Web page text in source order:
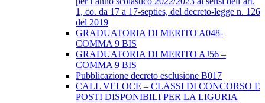
1, co. da 17 a 17-septies, del decreto-legge n. 126
del 2019
GRADUATORIA DI MERITO A048-
COMMA 9 BIS
GRADUATORIA DI MERITO AJ56 –
COMMA 9 BIS
Pubblicazione decreto esclusione B017
CALL VELOCE – CLASSI DI CONCORSO E
POSTI DISPONIBILI PER LA LIGURIA